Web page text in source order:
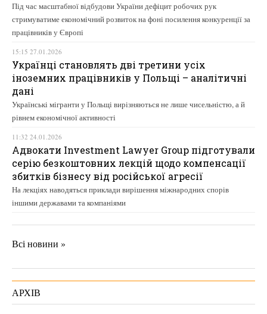
Під час масштабної відбудови України дефіцит робочих рук
стримуватиме економічний розвиток на фоні посилення конкуренції за
працівників у Європі
15:15 27.01.2026
Українці становлять дві третини усіх
іноземних працівників у Польщі – аналітичні
дані
Українські мігранти у Польщі вирізняються не лише чисельністю, а й
рівнем економічної активності
11:32 24.01.2026
Адвокати Investment Lawyer Group підготували
серію безкоштовних лекцій щодо компенсації
збитків бізнесу від російської агресії
На лекціях наводяться приклади вирішення міжнародних спорів
іншими державами та компаніями
Всі новини »
АРХІВ